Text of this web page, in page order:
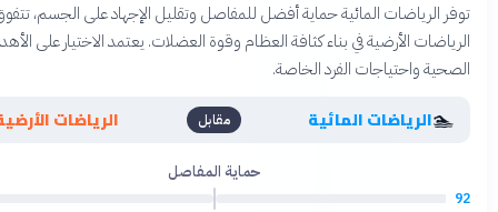
المائية حماية أفضل للمفاصل وتقليل الإجهاد على الجسم، تتفوق
الأرضية في بناء كثافة العظام وقوة العضلات. يعتمد الاختيار على الأهداف
واحتياجات الفرد الخاصة.
الرياضات المائية الرياضات الأرضية🏃
حماية المفاصل